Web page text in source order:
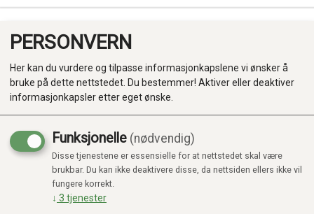
Produkter
Kategorier
PERSONVERN
Her kan du vurdere og tilpasse informasjonkapslene vi ønsker å
bruke på dette nettstedet. Du bestemmer! Aktiver eller deaktiver
informasjonkapsler etter eget ønske.
Funksjonelle (nødvendig)
Disse tjenestene er essensielle for at nettstedet skal være
brukbar. Du kan ikke deaktivere disse, da nettsiden ellers ikke vil
fungere korrekt.
↓ 3 tjenester